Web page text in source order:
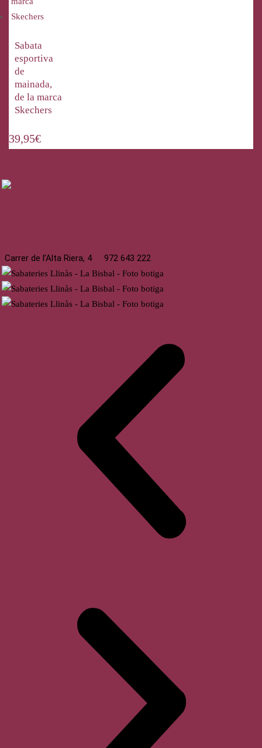
Sabata
esportiva
de
mainada,
de la marca
Skechers
39,95€
Carrer de l’Alta Riera, 4 972 643 222